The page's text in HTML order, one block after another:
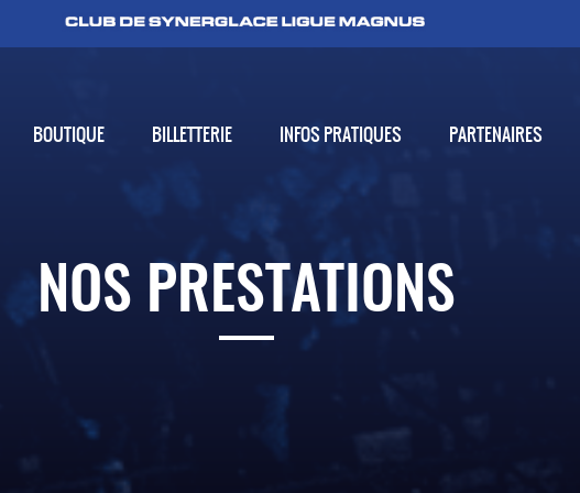
BOUTIQUE BILLETTERIE INFOS PRATIQUES PARTENAIRES
NOS PRESTATIONS